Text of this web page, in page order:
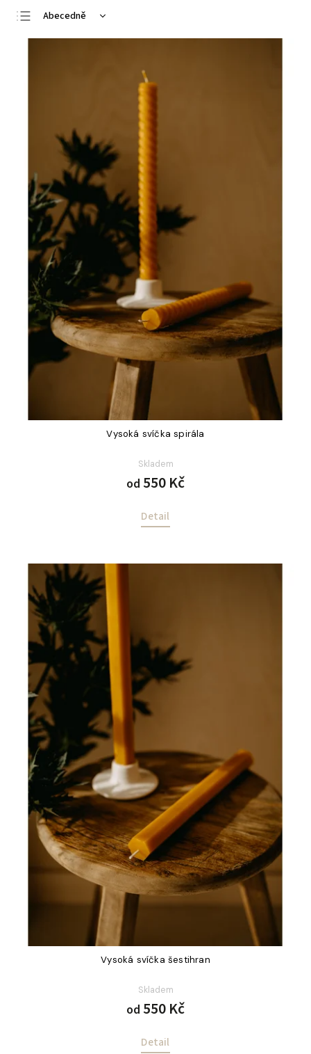
Abecedně
Nejlevnější
Vysoká svíčka spirála
Skladem
od 550 Kč
Detail
Vysoká svíčka šestihran
Skladem
od 550 Kč
Detail